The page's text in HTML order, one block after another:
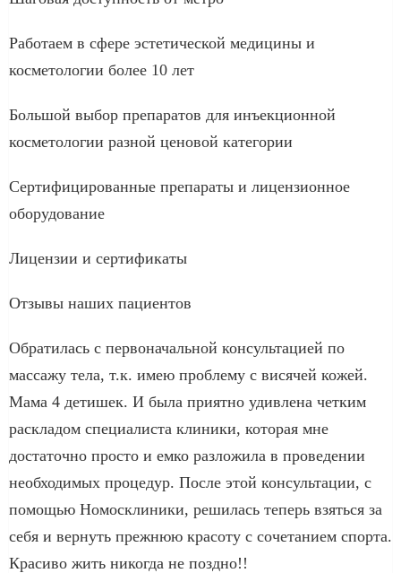
Работаем в сфере эстетической медицины и
косметологии более 10 лет
Большой выбор препаратов для инъекционной
косметологии разной ценовой категории
Сертифицированные препараты и лицензионное
оборудование
Лицензии и сертификаты
Отзывы наших пациентов
Обратилась с первоначальной консультацией по
массажу тела, т.к. имею проблему с висячей кожей.
Мама 4 детишек. И была приятно удивлена четким
раскладом специалиста клиники, которая мне
достаточно просто и емко разложила в проведении
необходимых процедур. После этой консультации, с
помощью Номосклиники, решилась теперь взяться за
себя и вернуть прежнюю красоту с сочетанием спорта.
Красиво жить никогда не поздно!!